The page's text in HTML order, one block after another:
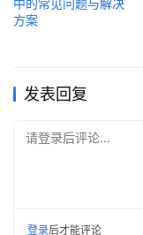
发表回复
请登录后评论...
登录后才能评论